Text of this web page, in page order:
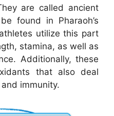
are called ancient
found in Pharaoh’s
utilize this part
stamina, as well as
Additionally, these
that also deal
immunity.